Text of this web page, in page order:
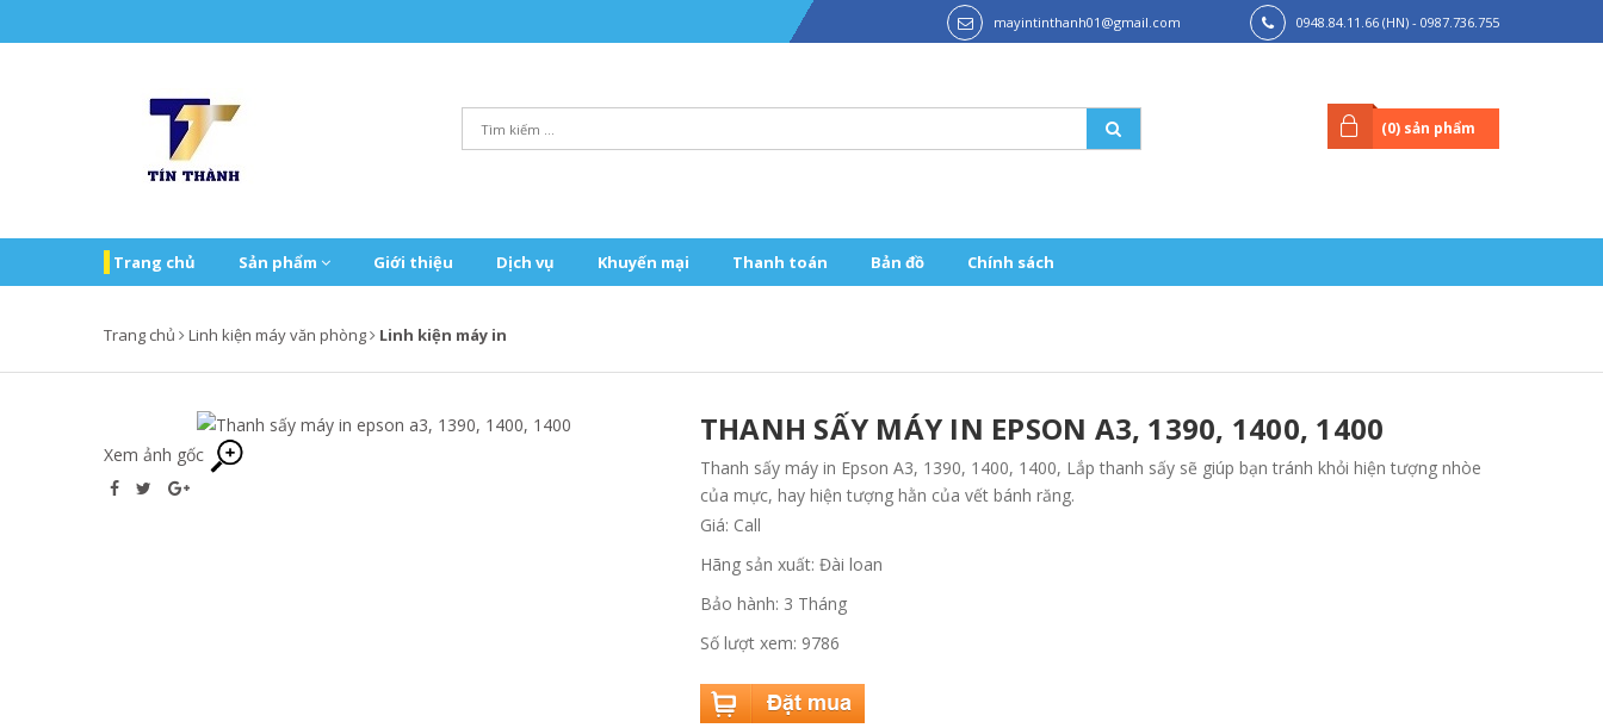
mayintinthanh01@gmail.com 0948.84.11.66 (HN) - 0987.736.755
(0) sản phẩm
Trang chủ Sản phẩm Giới thiệu Dịch vụ Khuyến mại Thanh toán Bản đồ Chính sách
Trang chủ Linh kiện máy văn phòng Linh kiện máy in
Xem ảnh gốc
THANH SẤY MÁY IN EPSON A3, 1390, 1400, 1400
Thanh sấy máy in Epson A3, 1390, 1400, 1400, Lắp thanh sấy sẽ giúp bạn tránh khỏi hiện tượng nhòe
của mực, hay hiện tượng hằn của vết bánh răng.
Giá: Call
Hãng sản xuất: Đài loan
Bảo hành: 3 Tháng
Số lượt xem: 9786